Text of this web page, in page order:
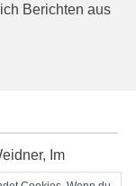
Berichten aus
Im
E-Mail: